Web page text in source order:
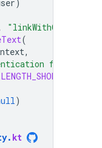
)
(
,
failed."
LENGTH_SHORT
)
. kt